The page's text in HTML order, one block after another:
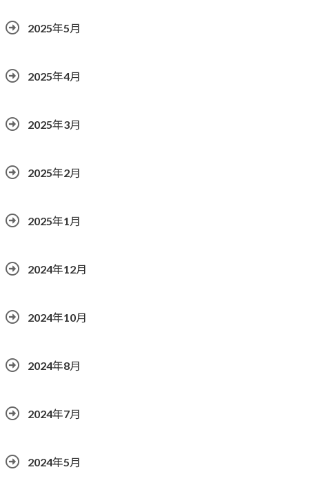
2025年5月
2025年4月
2025年3月
2025年2月
2025年1月
2024年12月
2024年10月
2024年8月
2024年7月
2024年5月